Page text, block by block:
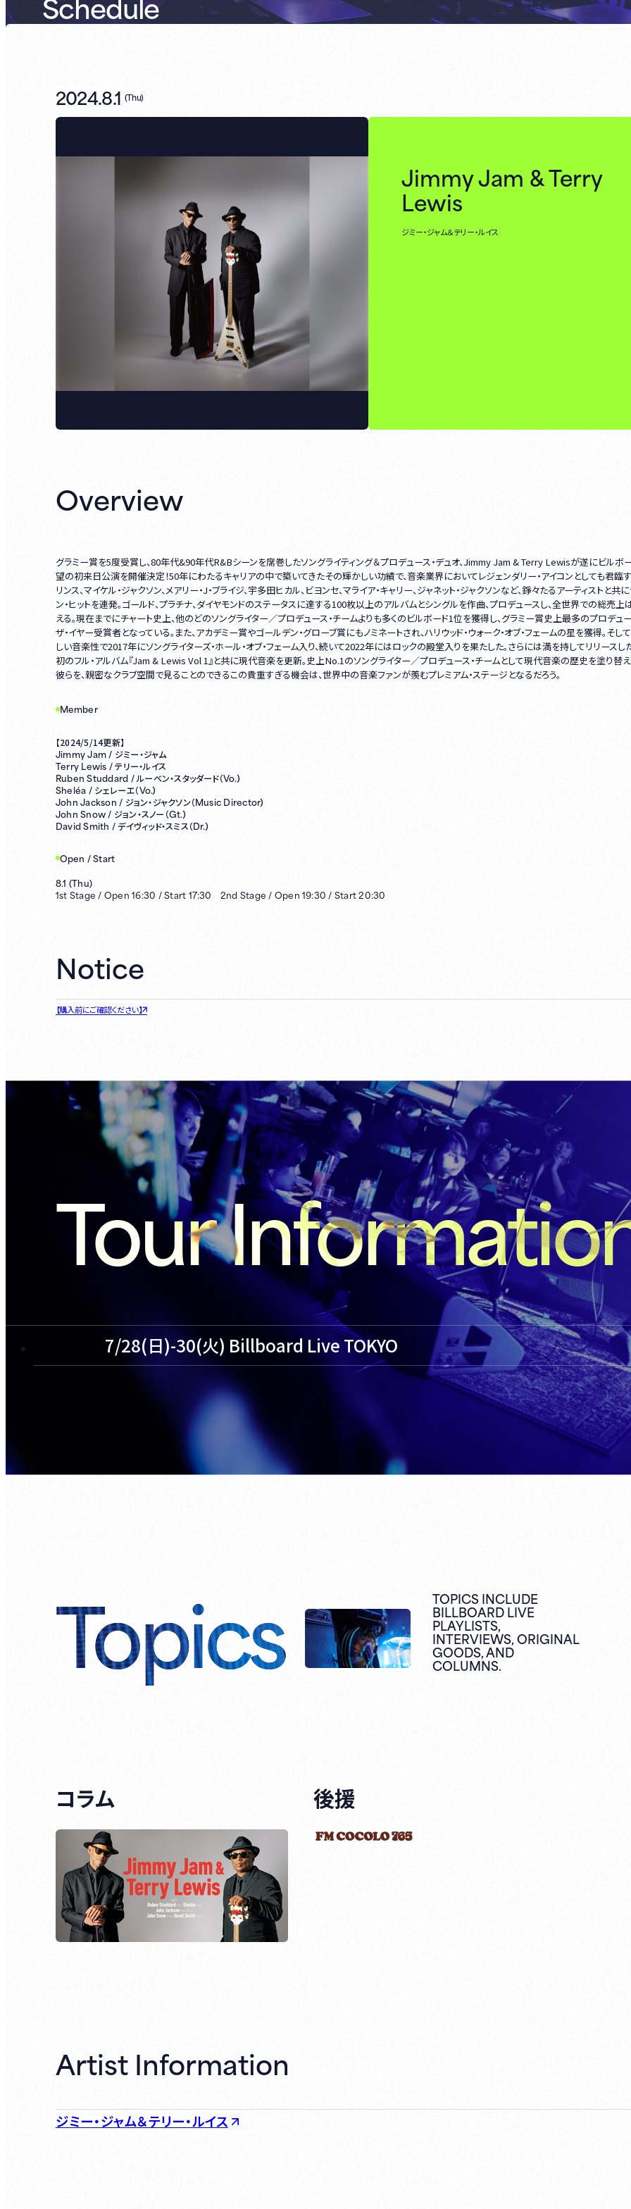
2024.8.1 (Thu)
Jimmy Jam & Terry
Lewis
ジミー・ジャム＆テリー・ルイス
Overview
グラミー賞を5度受賞し、80年代&90年代R&Bシーンを席巻したソングライティング＆プロデュース・デュオ、Jimmy Jam & Terry Lewisが遂にビルボ
望の初来日公演を開催決定！50年にわたるキャリアの中で築いてきたその輝かしい功績で、音楽業界においてレジェンダリー・アイコンとしても君臨
リンス、マイケル・ジャクソン、メアリー・J・ブライジ、宇多田ヒカル、ビヨンセ、マライア・キャリー、ジャネット・ジャクソンなど、錚々たるアーティストと共
ン・ヒットを連発。ゴールド、プラチナ、ダイヤモンドのステータスに達する100枚以上のアルバムとシングルを作曲、プロデュースし、全世界での総売
える。現在までにチャート史上、他のどのソングライター／プロデュース・チームよりも多くのビルボード1位を獲得し、グラミー賞史上最多のプロデュー
ザ・イヤー受賞者となっている。また、アカデミー賞やゴールデン・グローブ賞にもノミネートされ、ハリウッド・ウォーク・オブ・フェームの星を獲得。そし
しい音楽性で2017年にソングライターズ・ホール・オブ・フェーム入り、続いて2022年にはロックの殿堂入りを果たした。さらには満を持してリリースし
初のフル・アルバム『Jam & Lewis Vol 1』と共に現代音楽を更新。史上No.1のソングライター／プロデュース・チームとして現代音楽の歴史を塗り替
彼らを、親密なクラブ空間で見ることのできるこの貴重すぎる機会は、世界中の音楽ファンが羨むプレミアム・ステージとなるだろう。
Member
【2024/5/14更新】
Jimmy Jam / ジミー・ジャム
Terry Lewis /テリー・ルイス
Ruben Studdard /ルーベン・スタッダード（Vo.）
Sheléa / シェレーエ（Vo.）
John Jackson / ジョン・ジャクソン（Music Director）
John Snow / ジョン・スノー（Gt.）
David Smith / デイヴィッド・スミス（Dr.）
Open / Start
8.1 (Thu)
1st Stage / Open16:30 /Start 17:30 2nd Stage / Open 19:30 / Start20:30
Notice
【購入前にご確認ください】
Tour
7/28(日)-30(火) Billboard Live TOKYO
Topics TOPICS INCLUDE
BILLBOARD LIVE
PLAYLISTS,
INTERVIEWS,ORIGINAL
GOODS,AND
COLUMNS.
コラム 後援
Artist Information
ジミー・ジャム＆テリー・ルイス